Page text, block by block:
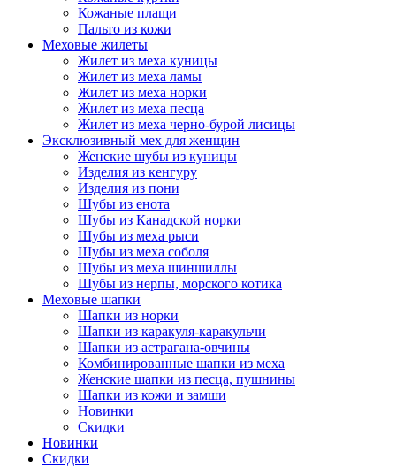
Кожаные плащи
Пальто из кожи
Меховые жилеты
Жилет из меха куницы
Жилет из меха ламы
Жилет из меха норки
Жилет из меха песца
Жилет из меха черно-бурой лисицы
Эксклюзивный мех для женщин
Женские шубы из куницы
Изделия из кенгуру
Изделия из пони
Шубы из енота
Шубы из Канадской норки
Шубы из меха рыси
Шубы из меха соболя
Шубы из меха шиншиллы
Шубы из нерпы, морского котика
Меховые шапки
Шапки из норки
Шапки из каракуля-каракульчи
Шапки из астрагана-овчины
Комбинированные шапки из меха
Женские шапки из песца, пушнины
Шапки из кожи и замши
Новинки
Скидки
Новинки
Скидки